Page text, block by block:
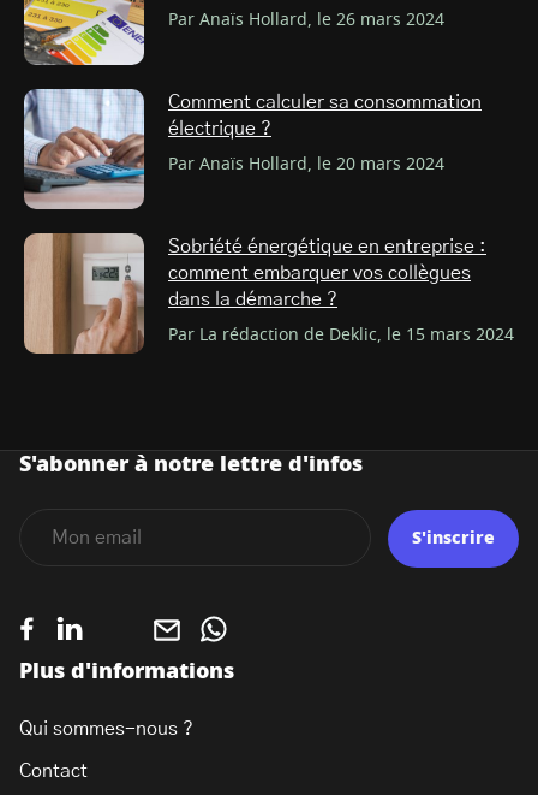
Par Anaïs Hollard, le 26 mars 2024
Comment calculer sa consommation
électrique ?
Par Anaïs Hollard, le 20 mars 2024
Sobriété énergétique en entreprise :
comment embarquer vos collègues
dans la démarche ?
Par La rédaction de Deklic, le 15 mars 2024
Plus d'informations
Qui sommes-nous ?
Contact
S'abonner à notre lettre d'infos
S'inscrire